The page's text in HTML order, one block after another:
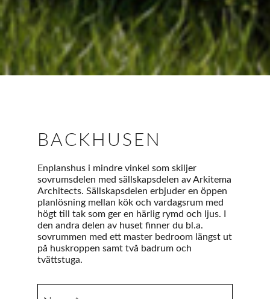
BACKHUSEN
Enplanshus i mindre vinkel som skiljer
sovrumsdelen med sällskapsdelen av Arkitema
Architects. Sällskapsdelen erbjuder en öppen
planlösning mellan kök och vardagsrum med
högt till tak som ger en härlig rymd och ljus. I
den andra delen av huset finner du bl.a.
sovrummen med ett master bedroom längst ut
på huskroppen samt två badrum och
tvättstuga.